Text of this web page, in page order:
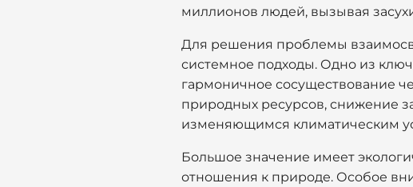
миллионов людей, вызывая
Для решения проблемы
системное подходы. Одно из
гармоничное сосуществование
природных ресурсов, снижение
изменяющимся климатическим
Большое значение имеет
отношения к природе. Особое